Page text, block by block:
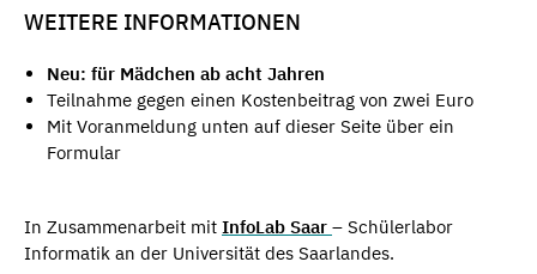
WEITERE INFORMATIONEN
Neu: für Mädchen ab acht Jahren
Teilnahme gegen einen Kostenbeitrag von zwei Euro
Mit Voranmeldung unten auf dieser Seite über ein
Formular
In Zusammenarbeit mit InfoLab Saar – Schülerlabor
Informatik an der Universität des Saarlandes.